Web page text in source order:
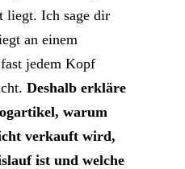
liegt. Ich sage dir
an einem
jedem Kopf
Deshalb erkläre
warum
verkauft wird,
ist und welche